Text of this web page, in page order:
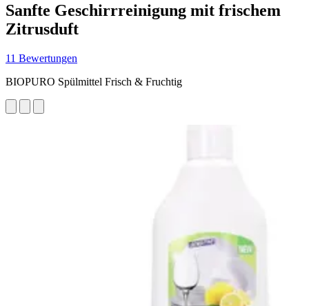
Sanfte Geschirrreinigung mit frischem
Zitrusduft
11 Bewertungen
BIOPURO Spülmittel Frisch & Fruchtig